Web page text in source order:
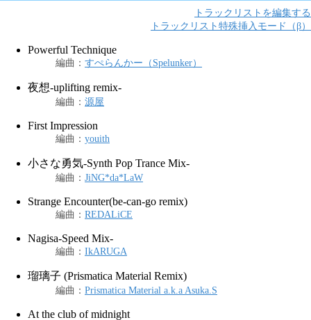
トラックリストを編集する
トラックリスト特殊挿入モード（β）
Powerful Technique
編曲 ： すぺらんかー（Spelunker）
夜想-uplifting remix-
編曲 ： 源屋
First Impression
編曲 ： youith
小さな勇気-Synth Pop Trance Mix-
編曲 ： JiNG*da*LaW
Strange Encounter(be-can-go remix)
編曲 ： REDALiCE
Nagisa-Speed Mix-
編曲 ： IkARUGA
瑠璃子 (Prismatica Material Remix)
編曲 ： Prismatica Material a.k.a Asuka.S
At the club of midnight